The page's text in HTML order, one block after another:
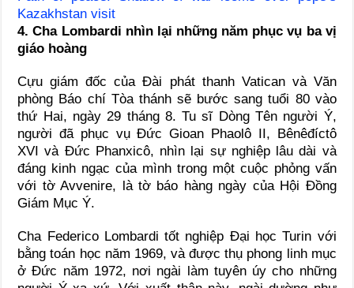
Kazakhstan visit
4. Cha Lombardi nhìn lại những năm phục vụ ba vị
giáo hoàng
Cựu giám đốc của Đài phát thanh Vatican và Văn
phòng Báo chí Tòa thánh sẽ bước sang tuổi 80 vào
thứ Hai, ngày 29 tháng 8. Tu sĩ Dòng Tên người Ý,
người đã phục vụ Đức Gioan Phaolô II, Bênêđíctô
XVI và Đức Phanxicô, nhìn lại sự nghiệp lâu dài và
đáng kinh ngạc của mình trong một cuộc phỏng vấn
với tờ Avvenire, là tờ báo hàng ngày của Hội Đồng
Giám Mục Ý.
Cha Federico Lombardi tốt nghiệp Đại học Turin với
bằng toán học năm 1969, và được thụ phong linh mục
ở Đức năm 1972, nơi ngài làm tuyên úy cho những